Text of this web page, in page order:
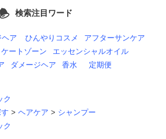
検索注目ワード
ヘア ひんやりコスメ
アフターサンケア
ートゾーン
エッセンシャルオイル
ダメージヘア 香水 定期便
ク
> ヘアケア > シャンプー
ク